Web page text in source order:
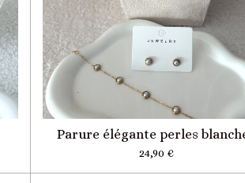
Parure élégante perles
24,90 €